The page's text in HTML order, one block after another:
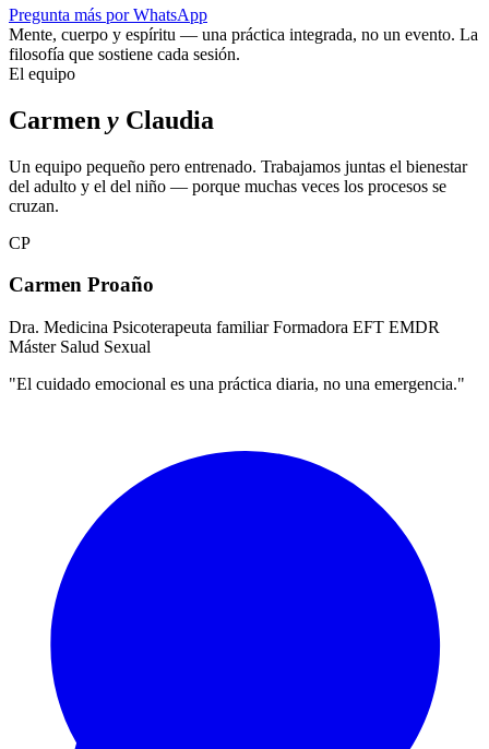
Pregunta más por WhatsApp
Mente, cuerpo y espíritu — una práctica integrada, no un evento. La
filosofía que sostiene cada sesión.
El equipo
Carmen y Claudia
Un equipo pequeño pero entrenado. Trabajamos juntas el bienestar
del adulto y el del niño — porque muchas veces los procesos se
cruzan.
CP
Carmen Proaño
Dra. Medicina Psicoterapeuta familiar Formadora EFT EMDR
Máster Salud Sexual
"El cuidado emocional es una práctica diaria, no una emergencia."